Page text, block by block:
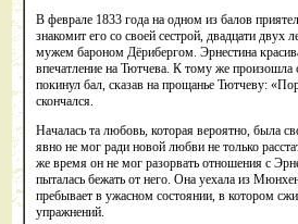
В феврале 1833 года на одном из балов
знакомит его со своей сестрой, двадцати
мужем бароном Дёрибергом. Эрнестина
впечатление на Тютчева. К тому же произошла
покинул бал, сказав на прощанье Тютчеву:
скончался.
Началась та любовь, которая вероятно, была
явно не мог ради новой любви не только
же время он не мог разорвать отношения с
пыталась бежать от него. Она уехала из
пребывает в ужасном состоянии, в котором
упражнений.